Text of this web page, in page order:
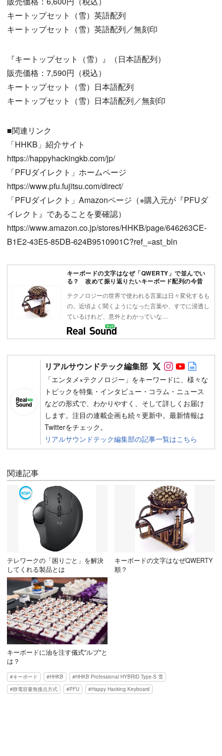
キートップセット（雪）英語配列
キートップセット（雪）英語配列／無刻印
『キートップセット（雪）』（日本語配列）
販売価格：7,590円（税込）
キートップセット（雪）日本語配列
キートップセット（雪）日本語配列／無刻印
■関連リンク
「HHKB」紹介サイト
https://happyhackingkb.com/jp/
「PFUダイレクト」ホームページ
https://www.pfu.fujitsu.com/direct/
「PFUダイレクト」Amazonページ（※購入元が『PFUダ
イレクト』であることを要確認）
https://www.amazon.co.jp/stores/HHKB/page/646263CE-
B1E2-43E5-85DB-624B9510901C?ref_=ast_bln
キーボードの文字はなぜ「QWERTY」で並んでい
る？ 改めて振り返りたいキーボード配列の今昔
テクノロジーの世界で使われる言葉は日々変化するも
の。近頃よく聞くようになった言葉や、すでに浸透し
ているけれど、意外とわかっていな…
リアルサウンドテック編集部 Follow on
Follow on
Follow
「エンタメ×テクノロジー」をキーワードに、様々な
トピックを特集・インタビュー・コラム・ニュース
などの形式で、わかりやすく、そして詳しくお届け
します。注目の連載企画も続々更新中。最新情報は
Twitterをチェック。
リアルサウンドテック編集部の記事一覧はこちら
関連記事
テレワークの「困りごと」を解決
してくれる製品とは
キーボードの文字はなぜQWERTY
順？
キーボードに油を注す儀式"ルブ"と
は？
キーボード HHKB
HHKB Professional HYBRID Type-S 雪
静電容量無接点方式
PFU Happy Hacking Keyboard